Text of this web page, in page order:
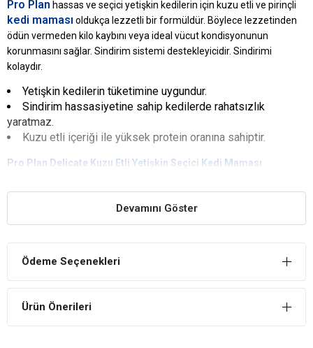
Pro Plan hassas ve seçici yetişkin kedilerin için kuzu etli ve pirinçli
kedi maması oldukça lezzetli bir formüldür. Böylece lezzetinden
ödün vermeden kilo kaybını veya ideal vücut kondisyonunun
korunmasını sağlar. Sindirim sistemi destekleyicidir. Sindirimi
kolaydır.
Yetişkin kedilerin tüketimine uygundur.
Sindirim hassasiyetine sahip kedilerde rahatsızlık
yaratmaz.
Kuzu etli içeriği ile yüksek protein oranına sahiptir.
Pro Plan Delicate Kuzu Etli Yetişkin Seçici Kedi Maması
Sindirim hassasiyetine sahip olan kedilerde tercih edilebilir. Kolay
Tüy Sağlığının Korunmasına Yardımcı
Devamını Göster
Ödeme Seçenekleri
Ürün Önerileri